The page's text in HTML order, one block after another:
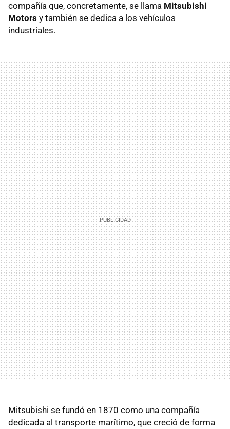
compañía que, concretamente, se llama Mitsubishi
Motors y también se dedica a los vehículos
industriales.
Mitsubishi se fundó en 1870 como una compañía
dedicada al transporte marítimo, que creció de forma